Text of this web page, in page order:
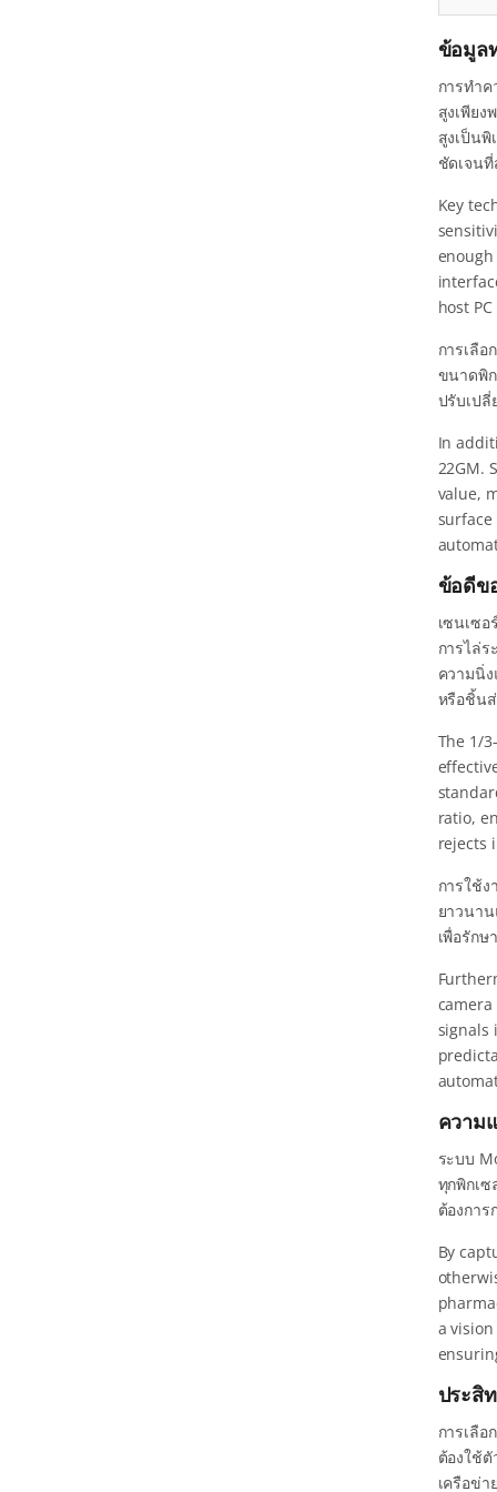
ข้อมูล
การทำ
สูงเพีย
สูงเป็น
ชัดเจน
Key
host
การเลื
ขนาดพิ
ปรับเป
In
22GM.
value,
ข้อดีข
เซนเซ
การไล่
ความนิ่
หรือชิ้น
The 1/
ratio,
rejects
การใช้
ยาวนา
เพื่อรัก
signals
ความ
ระบบ
ทุกพิกเ
ต้องกา
By
a
ประสิ
การเลื
ต้องใช้
เครือข่